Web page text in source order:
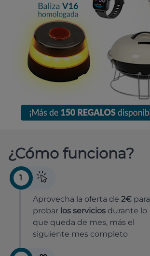
¿Cómo funciona?
1
Aprovecha la oferta de 2€ para
probar los servicios durante lo
que queda de mes, más el
siguiente mes completo